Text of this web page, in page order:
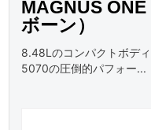
MAGNUS
ボーン）
8.48Lのコンパクトボデ
5070の圧倒的パフォー...